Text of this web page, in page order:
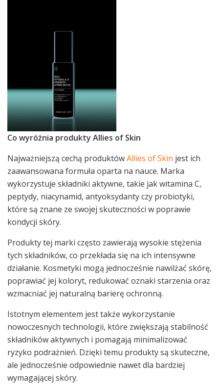
Co wyróżnia produkty Allies of Skin
Najważniejszą cechą produktówAllies of Skin jest ich
zaawansowana formuła oparta na nauce. Marka
wykorzystuje składniki aktywne, takie jak witamina C,
peptydy, niacynamid, antyoksydanty czy probiotyki,
które są znane ze swojej skuteczności w poprawie
kondycji skóry.
Produkty tej marki często zawierają wysokie stężenia
tych składników, co przekłada się na ich intensywne
działanie. Kosmetyki mogą jednocześnie nawilżać skórę,
poprawiać jej koloryt, redukować oznaki starzenia oraz
wzmacniać jej naturalną barierę ochronną.
Istotnym elementem jest także wykorzystanie
nowoczesnych technologii, które zwiększają stabilność
składników aktywnych i pomagają minimalizować
ryzyko podrażnień. Dzięki temu produkty są skuteczne,
ale jednocześnie odpowiednie nawet dla bardziej
wymagającej skóry.